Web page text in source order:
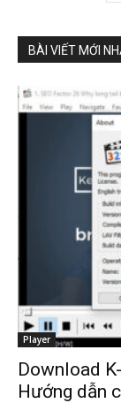
BÀI VIẾT MỚI
Player
Download
Hướng dẫn